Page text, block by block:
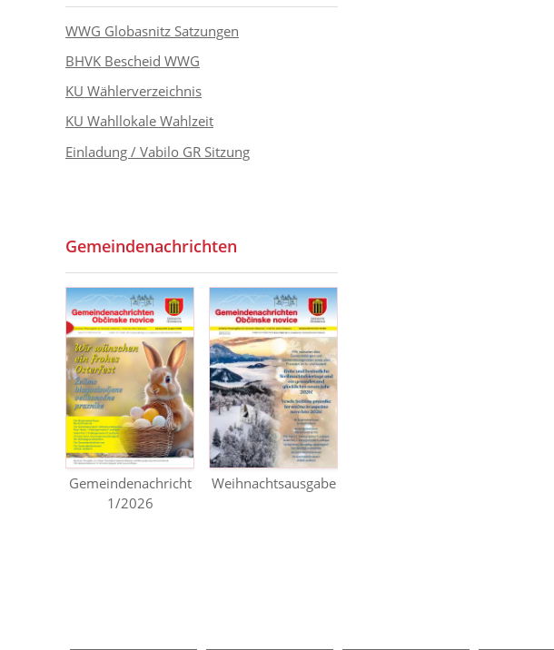
WWG Globasnitz Satzungen
BHVK Bescheid WWG
KU Wählerverzeichnis
KU Wahllokale Wahlzeit
Einladung / Vabilo GR Sitzung
Gemeindenachrichten
Gemeindenachricht
1/2026
Weihnachtsausgabe